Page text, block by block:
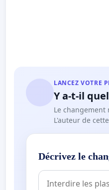
LANCEZ VOTRE
Y a-t-il
Le changement
L'auteur de
Décrivez le